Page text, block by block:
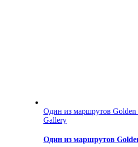
Один из маршрутов
Gallery
Один из маршрутов